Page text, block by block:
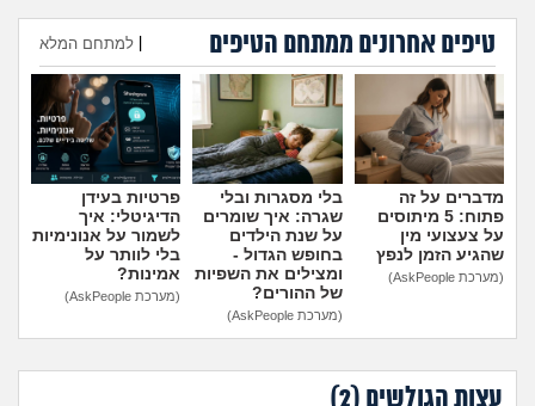
יוקר המחיה
גאווה
טיפים אחרונים ממתחם הטיפים למתחם המלא
הוספת טיפ
מדברים על זה
פתוח: 5 מיתוסים
על צעצועי מין
שהגיע הזמן לנפץ
(מערכת AskPeople)
בלי מסגרות ובלי
שגרה: איך שומרים
על שנת הילדים
בחופש הגדול -
ומצילים את השפיות
של ההורים?
(מערכת AskPeople)
פרטיות בעידן
הדיגיטלי: איך
לשמור על אנונימיות
בלי לוותר על
אמינות?
(מערכת AskPeople)